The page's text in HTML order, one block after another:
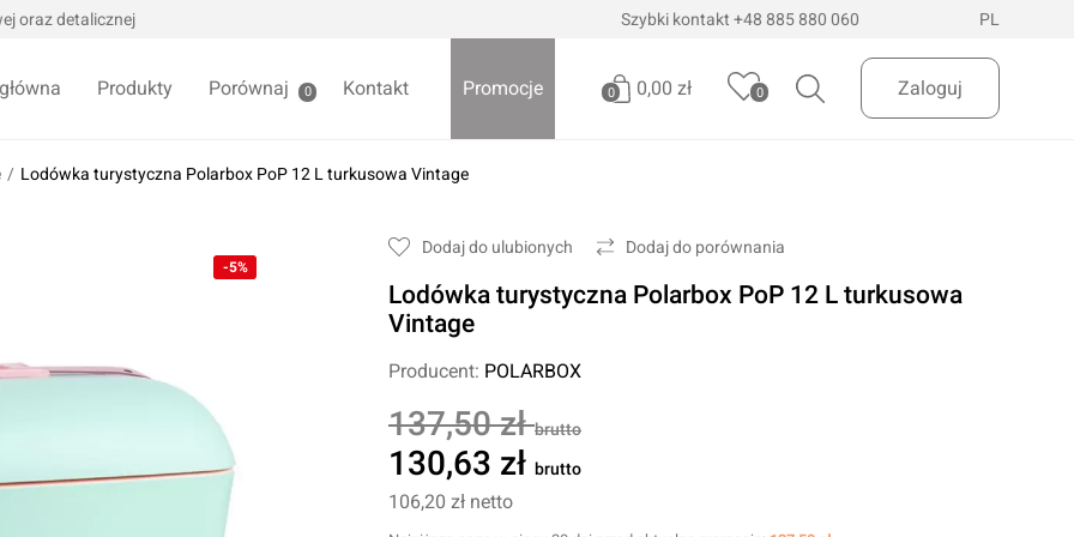
oraz detalicznej Szybki kontakt +48 885 880 060 PL
Produkty
Akcesoria samochodowe
Wycieraczki samochodowe
Foteliki samochodowe
Akcesoria dla dzieci
Żarówki samochodowe
Latarki czołowe
Porównaj 0 Kontakt Promocje 0 0,00 zł
Realizuj zamówienie
Darmowa DostawaInPost Paczkomaty już od 200zł
0 Zaloguj
/ Lodówka turystyczna Polarbox PoP 12 L turkusowa Vintage
-5%
Dodaj do ulubionych Dodaj do porównania
Lodówka turystyczna Polarbox PoP 12 L turkusowa
Vintage
Producent: POLARBOX
137,50 złbrutto
130,63 zł brutto
106,20 zł netto